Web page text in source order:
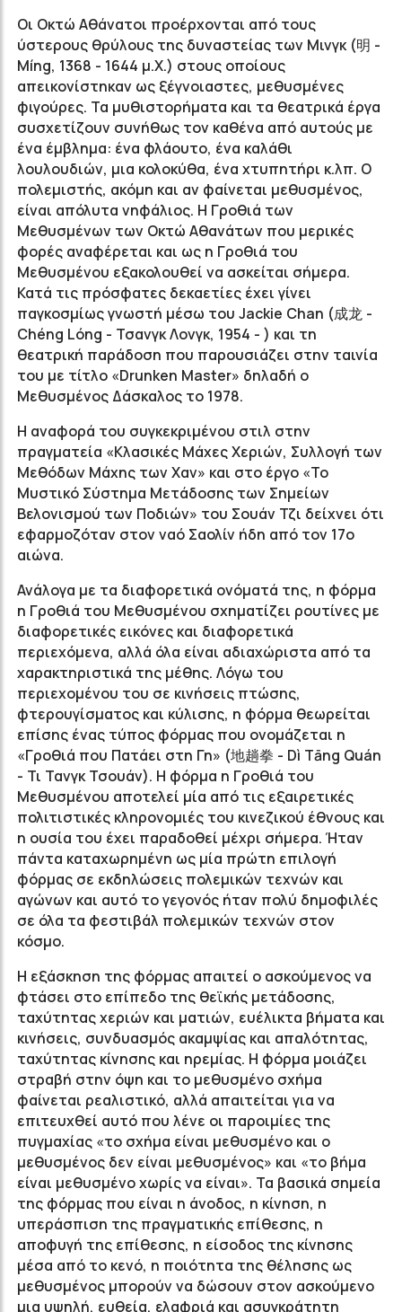
Οι Οκτώ Αθάνατοι προέρχονται από τους
ύστερους θρύλους της δυναστείας των Μινγκ (明 -
Míng, 1368 - 1644 μ.Χ.) στους οποίους
απεικονίστηκαν ως ξέγνοιαστες, μεθυσμένες
φιγούρες. Τα μυθιστορήματα και τα θεατρικά έργα
συσχετίζουν συνήθως τον καθένα από αυτούς με
ένα έμβλημα: ένα φλάουτο, ένα καλάθι
λουλουδιών, μια κολοκύθα, ένα χτυπητήρι κ.λπ. Ο
πολεμιστής, ακόμη και αν φαίνεται μεθυσμένος,
είναι απόλυτα νηφάλιος. Η Γροθιά των
Μεθυσμένων των Οκτώ Αθανάτων που μερικές
φορές αναφέρεται και ως η Γροθιά του
Μεθυσμένου εξακολουθεί να ασκείται σήμερα.
Κατά τις πρόσφατες δεκαετίες έχει γίνει
παγκοσμίως γνωστή μέσω του Jackie Chan (成龙 -
Chéng Lóng - Τσανγκ Λονγκ, 1954 - ) και τη
θεατρική παράδοση που παρουσιάζει στην ταινία
του με τίτλο «Drunken Master» δηλαδή ο
Μεθυσμένος Δάσκαλος το 1978.
Η αναφορά του συγκεκριμένου στιλ στην
πραγματεία «Κλασικές Μάχες Χεριών, Συλλογή των
Μεθόδων Μάχης των Χαν» και στο έργο «Το
Μυστικό Σύστημα Μετάδοσης των Σημείων
Βελονισμού των Ποδιών» του Σουάν Τζι δείχνει ότι
εφαρμοζόταν στον ναό Σαολίν ήδη από τον 17ο
αιώνα.
Ανάλογα με τα διαφορετικά ονόματά της, η φόρμα
η Γροθιά του Μεθυσμένου σχηματίζει ρουτίνες με
διαφορετικές εικόνες και διαφορετικά
περιεχόμενα, αλλά όλα είναι αδιαχώριστα από τα
χαρακτηριστικά της μέθης. Λόγω του
περιεχομένου του σε κινήσεις πτώσης,
φτερουγίσματος και κύλισης, η φόρμα θεωρείται
επίσης ένας τύπος φόρμας που ονομάζεται η
«Γροθιά που Πατάει στη Γη» (地趟拳 - Dì Tāng Quán
- Τι Τανγκ Τσουάν). Η φόρμα η Γροθιά του
Μεθυσμένου αποτελεί μία από τις εξαιρετικές
πολιτιστικές κληρονομιές του κινεζικού έθνους και
η ουσία του έχει παραδοθεί μέχρι σήμερα. Ήταν
πάντα καταχωρημένη ως μία πρώτη επιλογή
φόρμας σε εκδηλώσεις πολεμικών τεχνών και
αγώνων και αυτό το γεγονός ήταν πολύ δημοφιλές
σε όλα τα φεστιβάλ πολεμικών τεχνών στον
κόσμο.
Η εξάσκηση της φόρμας απαιτεί ο ασκούμενος να
φτάσει στο επίπεδο της θεϊκής μετάδοσης,
ταχύτητας χεριών και ματιών, ευέλικτα βήματα και
κινήσεις, συνδυασμός ακαμψίας και απαλότητας,
ταχύτητας κίνησης και ηρεμίας. Η φόρμα μοιάζει
στραβή στην όψη και το μεθυσμένο σχήμα
φαίνεται ρεαλιστικό, αλλά απαιτείται για να
επιτευχθεί αυτό που λένε οι παροιμίες της
πυγμαχίας «το σχήμα είναι μεθυσμένο και ο
μεθυσμένος δεν είναι μεθυσμένος» και «το βήμα
είναι μεθυσμένο χωρίς να είναι». Τα βασικά σημεία
της φόρμας που είναι η άνοδος, η κίνηση, η
υπεράσπιση της πραγματικής επίθεσης, η
αποφυγή της επίθεσης, η είσοδος της κίνησης
μέσα από το κενό, η ποιότητα της θέλησης ως
μεθυσμένος μπορούν να δώσουν στον ασκούμενο
μια υψηλή, ευθεία, ελαφριά και ασυγκράτητη